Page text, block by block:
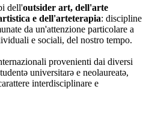
dell'outsider art, dell'arte
e dell'arteterapia: discipline
da un'attenzione particolare a
e sociali, del nostro tempo.
provenienti dai diversi
universitarə e neolaureatə,
interdisciplinare e